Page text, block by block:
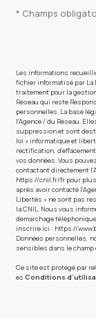
* Champs
Les informations
fichier informatisé par La
traitement pour la
Réseau qui reste
personnelles. La base
l'Agence / du Réseau.
suppression et sont
loi « informatique et
rectification,
vos données. Vous
contactant directement
https://cnil.fr/frpour plus
après avoir contacté
Libertés » ne sont pas
la CNIL. Nous vous
démarchage
inscrire ici : https://
Données personnelles,
sensibles dans le champ
Ce site est protégé par
es Conditions